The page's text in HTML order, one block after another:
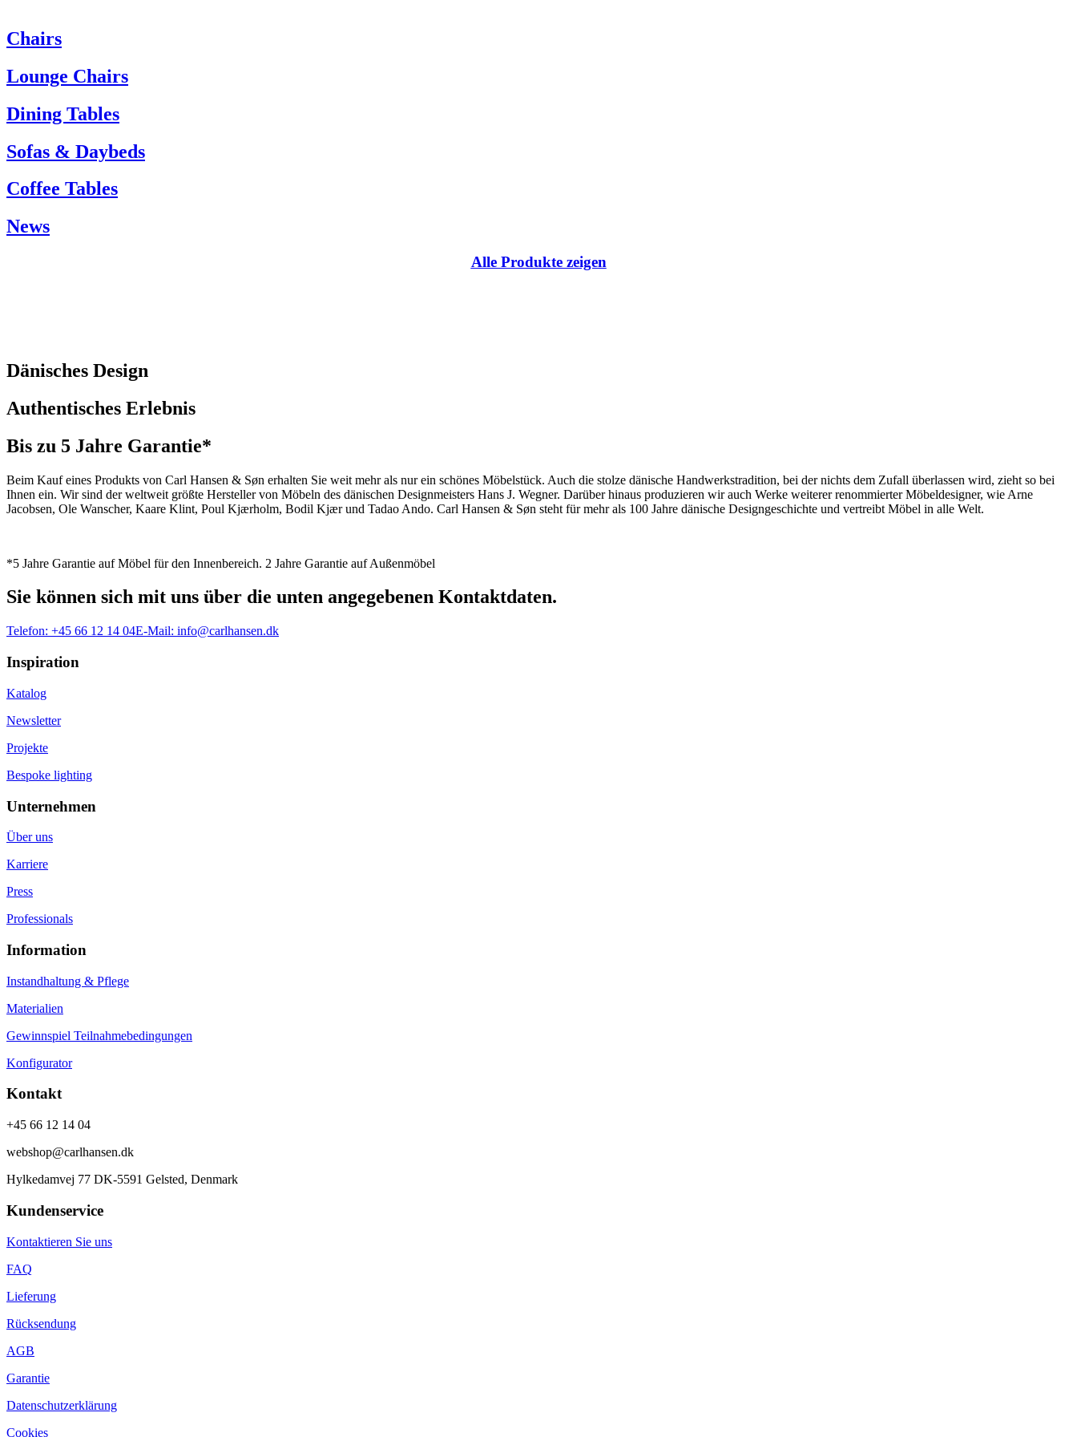
Wenn Sie Hilfe benötigen, wenden Sie sich bitte an den Kundenservice:
Tel.: +45 66 12 14 04
info@carlhansen.dk
Chairs
Lounge Chairs
Dining Tables
Sofas & Daybeds
Coffee Tables
News
Alle Produkte zeigen
Dänisches Design
Authentisches Erlebnis
Bis zu 5 Jahre Garantie*
Beim Kauf eines Produkts von Carl Hansen & Søn erhalten Sie weit mehr als nur ein schönes Möbelstück. Auch die stolze dänische Handwerkstradition, bei der nichts dem Zufall überlassen wird, zieht so bei
Ihnen ein. Wir sind der weltweit größte Hersteller von Möbeln des dänischen Designmeisters Hans J. Wegner. Darüber hinaus produzieren wir auch Werke weiterer renommierter Möbeldesigner, wie Arne
Jacobsen, Ole Wanscher, Kaare Klint, Poul Kjærholm, Bodil Kjær und Tadao Ando. Carl Hansen & Søn steht für mehr als 100 Jahre dänische Designgeschichte und vertreibt Möbel in alle Welt.
*5 Jahre Garantie auf Möbel für den Innenbereich. 2 Jahre Garantie auf Außenmöbel
Sie können sich mit uns über die unten angegebenen Kontaktdaten.
Telefon: +45 66 12 14 04E-Mail: info@carlhansen.dk
Inspiration
Katalog
Newsletter
Projekte
Bespoke lighting
Unternehmen
Über uns
Karriere
Press
Professionals
Information
Instandhaltung & Pflege
Materialien
Gewinnspiel Teilnahmebedingungen
Konfigurator
Kontakt
+45 66 12 14 04
webshop@carlhansen.dk
Hylkedamvej 77 DK-5591 Gelsted, Denmark
Kundenservice
Kontaktieren Sie uns
FAQ
Lieferung
Rücksendung
AGB
Garantie
Datenschutzerklärung
Cookies